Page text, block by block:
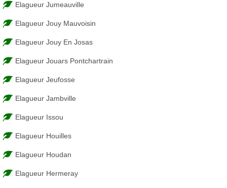
Elagueur Jumeauville
Elagueur Jouy Mauvoisin
Elagueur Jouy En Josas
Elagueur Jouars Pontchartrain
Elagueur Jeufosse
Elagueur Jambville
Elagueur Issou
Elagueur Houilles
Elagueur Houdan
Elagueur Hermeray